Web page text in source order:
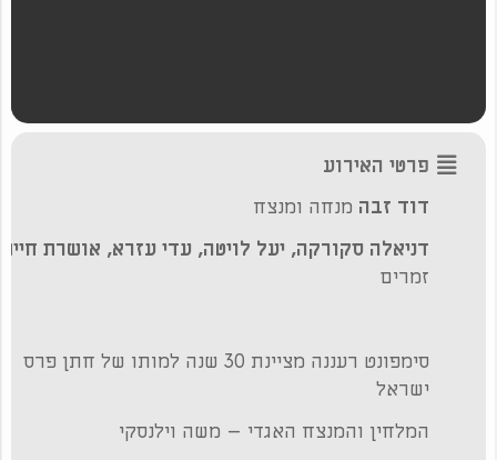
פרטי האירוע
דוד זבה מנחה ומנצח
דניאלה סקורקה, יעל לויטה, עדי עזרא, אושרת חיים
זמרים
סימפונט רעננה מציינת 30 שנה למותו של חתן פרס
ישראל
המלחין והמנצח האגדי – משה וילנסקי